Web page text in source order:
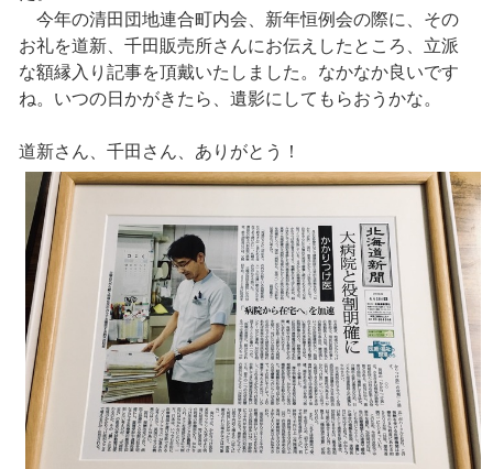
今年の清田団地連合町内会、新年恒例会の際に、その
お礼を道新、千田販売所さんにお伝えしたところ、立派
な額縁入り記事を頂戴いたしました。なかなか良いです
ね。いつの日かがきたら、遺影にしてもらおうかな。
道新さん、千田さん、ありがとう！